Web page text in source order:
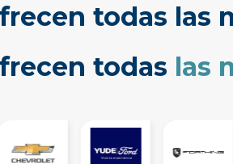
todas las
todas las